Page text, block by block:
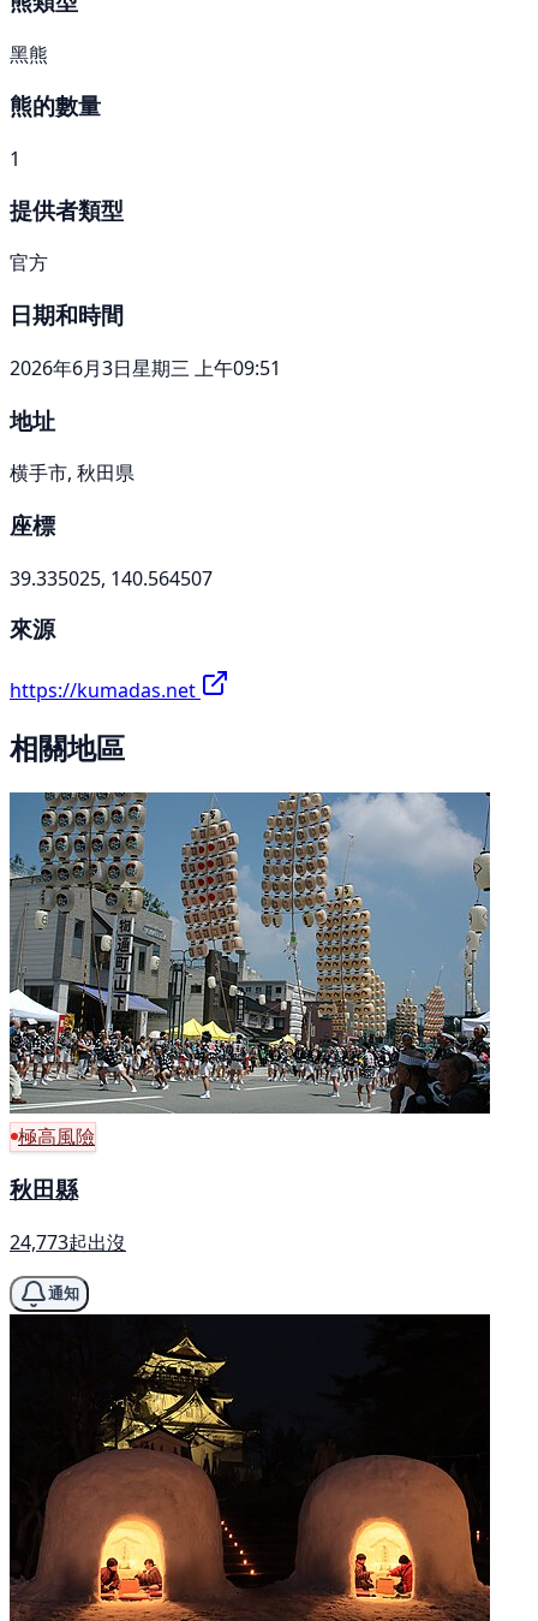
黑熊
熊的數量
1
提供者類型
官方
日期和時間
2026年6月3日星期三 上午09:51
地址
横手市, 秋田県
座標
39.335025, 140.564507
來源
https://kumadas.net
相關地區
極高風險
秋田縣
24,773起出沒
通知